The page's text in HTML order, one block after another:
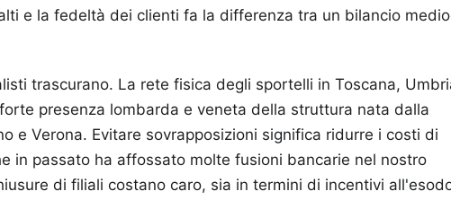
e la fedeltà dei clienti fa la differenza tra un bilancio
trascurano. La rete fisica degli sportelli in Toscana,
presenza lombarda e veneta della struttura nata dalla
e Verona. Evitare sovrapposizioni significa ridurre i costi di
in passato ha affossato molte fusioni bancarie nel nostro
di filiali costano caro, sia in termini di incentivi